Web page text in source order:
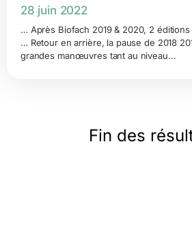
28 juin 2022
… Après Biofach 2019 & 2020, 2
… Retour en arrière, la pause de 2018
grandes manœuvres tant au niveau...
Fin des